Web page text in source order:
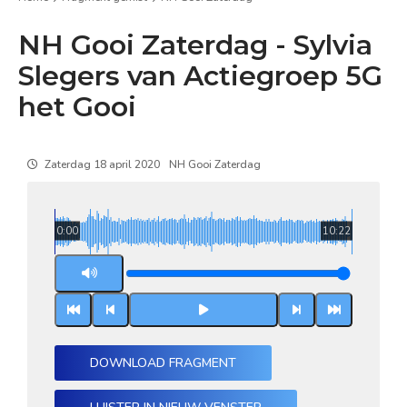
NH Gooi Zaterdag - Sylvia
Slegers van Actiegroep 5G
het Gooi
Zaterdag 18 april 2020 NH Gooi Zaterdag
0:00 10:22
DOWNLOAD FRAGMENT